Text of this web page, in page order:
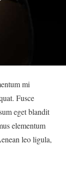
mi
Fusce
eget blandit
elementum
leo ligula,